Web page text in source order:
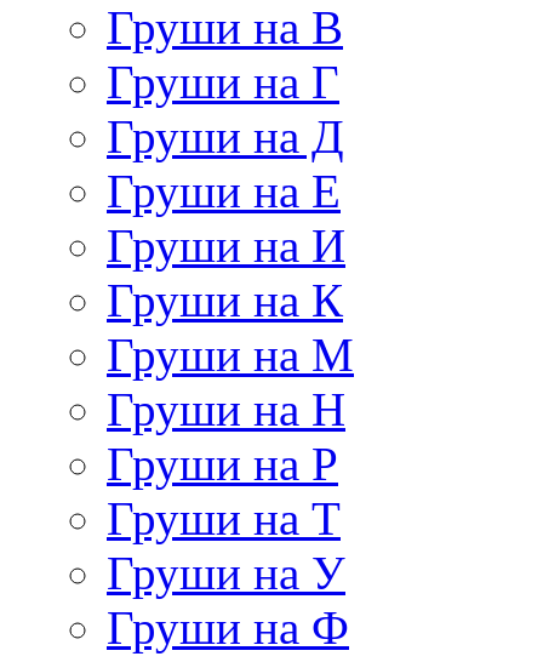
Груши на В
Груши на Г
Груши на Д
Груши на Е
Груши на И
Груши на К
Груши на М
Груши на Н
Груши на Р
Груши на Т
Груши на У
Груши на Ф